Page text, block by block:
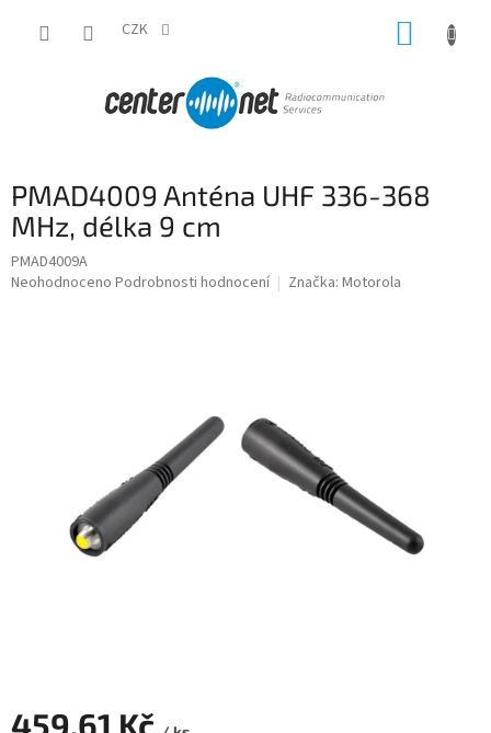
CZK
PMAD4009 Anténa UHF 336-368
MHz, délka 9 cm
PMAD4009A
Průměrné
Neohodnoceno Podrobnosti hodnocení Značka: Motorola
459,61 Kč